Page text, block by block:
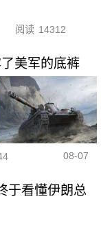
阅读 14312
美军的底裤
08-07
于看懂伊朗总